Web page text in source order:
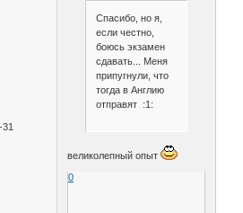
Спасибо, но я,
если честно,
боюсь экзамен
сдавать... Меня
припугнули, что
тогда в Англию
отправят :1:
великолепный опыт
0